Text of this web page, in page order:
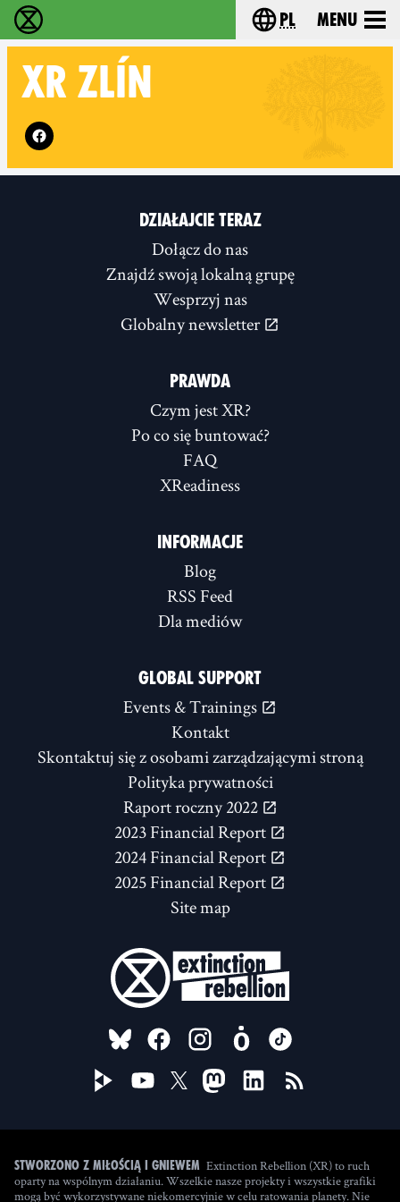
Extinction Rebellion - Home Choose your
pl Menu
XR ZLÍN
Follow XR Zlín on
DZIAŁAJCIE TERAZ
Dołącz do nas
Znajdź swoją lokalną grupę
Wesprzyj nas
Globalny newsletter
PRAWDA
Czym jest XR?
Po co się buntować?
FAQ
XReadiness
INFORMACJE
Blog
RSS Feed
Dla mediów
GLOBAL SUPPORT
Events & Trainings
Kontakt
Skontaktuj się z osobami zarządzającymi stroną
Polityka prywatności
Raport roczny 2022
2023 Financial Report
2024 Financial Report
2025 Financial Report
Site map
FOLLOW US ON
Stworzono z miłością i gniewem Extinction Rebellion (XR) to ruch
oparty na wspólnym działaniu. Wszelkie nasze projekty i wszystkie grafiki
mogą być wykorzystywane niekomercyjnie w celu ratowania planety. Nie